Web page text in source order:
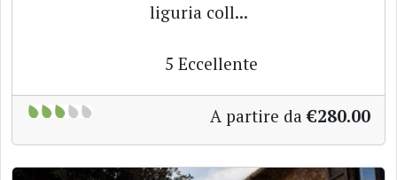
liguria coll...
5 Eccellente
A partire da €280.00